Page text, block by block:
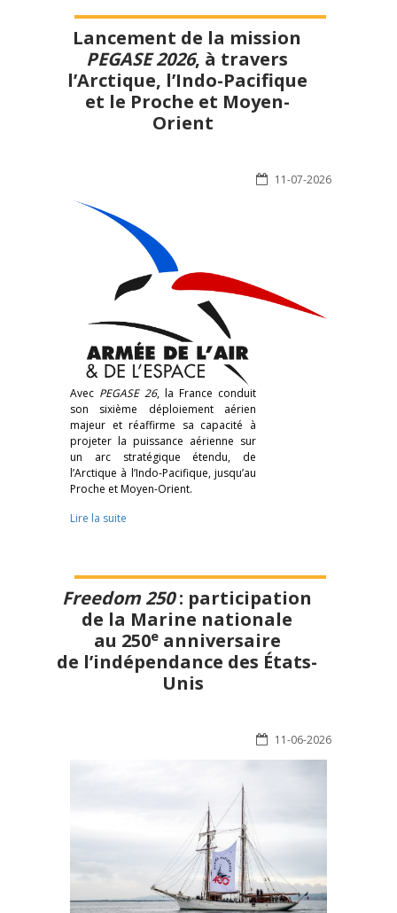
Lancement de la mission
PEGASE 2026, à travers
l’Arctique, l’Indo-Pacifique
et le Proche et Moyen-
Orient
11-07-2026
Avec PEGASE 26, la France conduit
son sixième déploiement aérien
majeur et réaffirme sa capacité à
projeter la puissance aérienne sur
un arc stratégique étendu, de
l’Arctique à l’Indo-Pacifique, jusqu’au
Proche et Moyen-Orient.
Lire la suite
Freedom 250: participation
de la Marine nationale
au 250eanniversaire
de l’indépendance des États-
Unis
11-06-2026